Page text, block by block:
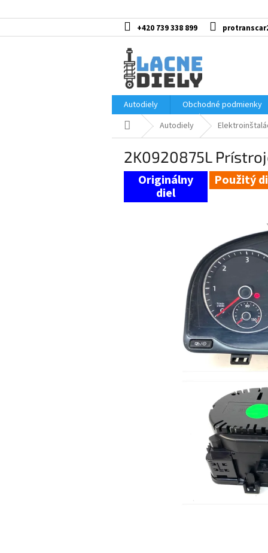
na
+420 739 338 899
Autodiely
Obchodné podmienky
DomovAutodiely
2K0920875L
Použitý